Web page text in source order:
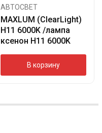
АВТОСВЕТ
MAXLUM (ClearLight)
H11 6000K /лампа
ксенон H11 6000K
В корзину